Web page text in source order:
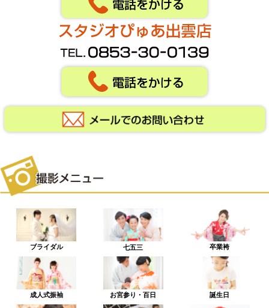
ブライダル 七五三 卒業袴
成人式振袖 お宮参り・百日 誕生日